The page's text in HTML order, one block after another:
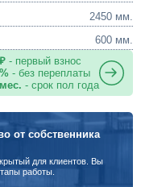
2450 мм.
600 мм.
- первый взнос
- без переплаты
- срок пол года
от собственника
для клиентов. Вы
работы.